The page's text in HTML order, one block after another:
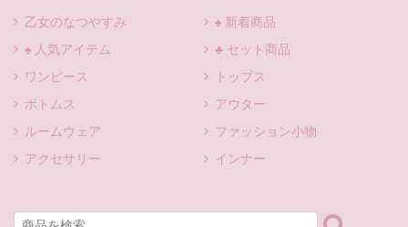
乙女のなつやすみ
♠ 新着商品
♠ 人気アイテム
♣ セット商品
ワンピース
トップス
ボトムス
アウター
ルームウェア
ファッション小物
アクセサリー
インナー